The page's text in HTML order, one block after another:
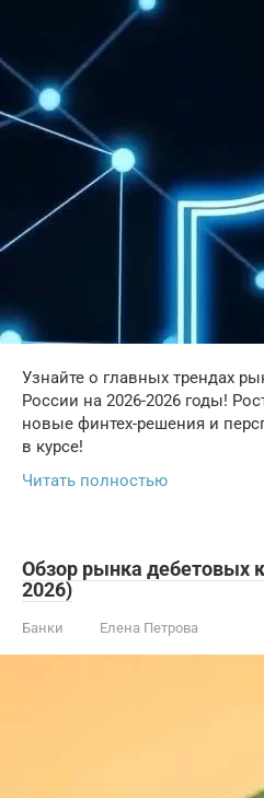
Узнайте о главных трендах
России на 2026-2026 годы!
новые финтех-решения и
в курсе!
Читать полностью
Обзор рынка дебетовых
2026)
Банки Елена Петрова